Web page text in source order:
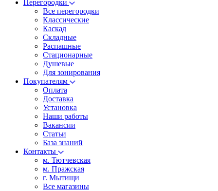
Перегородки
Все перегородки
Классические
Каскад
Складные
Распашные
Стационарные
Душевые
Для зонирования
Покупателям
Оплата
Доставка
Установка
Наши работы
Вакансии
Статьи
База знаний
Контакты
м. Тютчевская
м. Пражская
г. Мытищи
Все магазины